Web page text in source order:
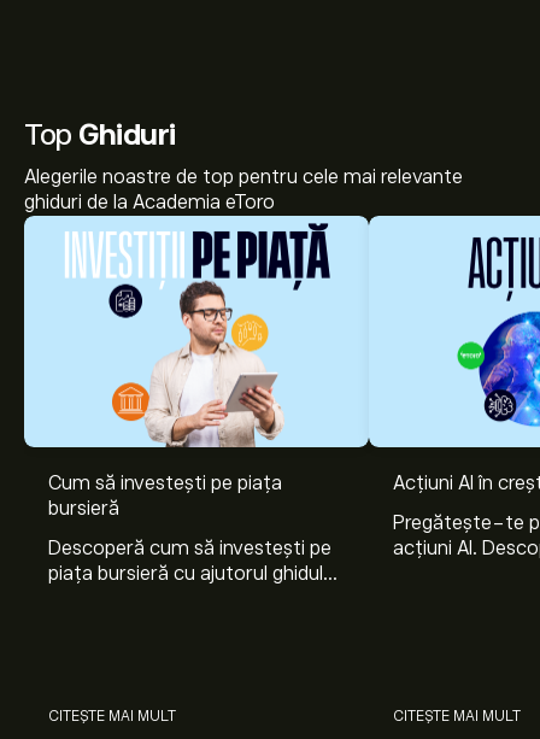
Top Ghiduri
Alegerile noastre de top pentru cele mai relevante
ghiduri de la Academia eToro
Cum să investești pe piața
bursieră
Descoperă cum să investești pe
piața bursieră cu ajutorul ghidului
CITEȘTE MAI MULT
Acțiuni AI în
Pregătește-te
acțiuni AI.
CITEȘTE MAI MULT
Prețul actual al acțiunilor SOF.BR este 248.00‎€‎.
Prețul țintă mediu pentru acțiunile Sofina SA este
248.00‎€‎.Creează-ți un cont pe eToro pentru
creșterea estimată. Verifică cele mai recente previziuni